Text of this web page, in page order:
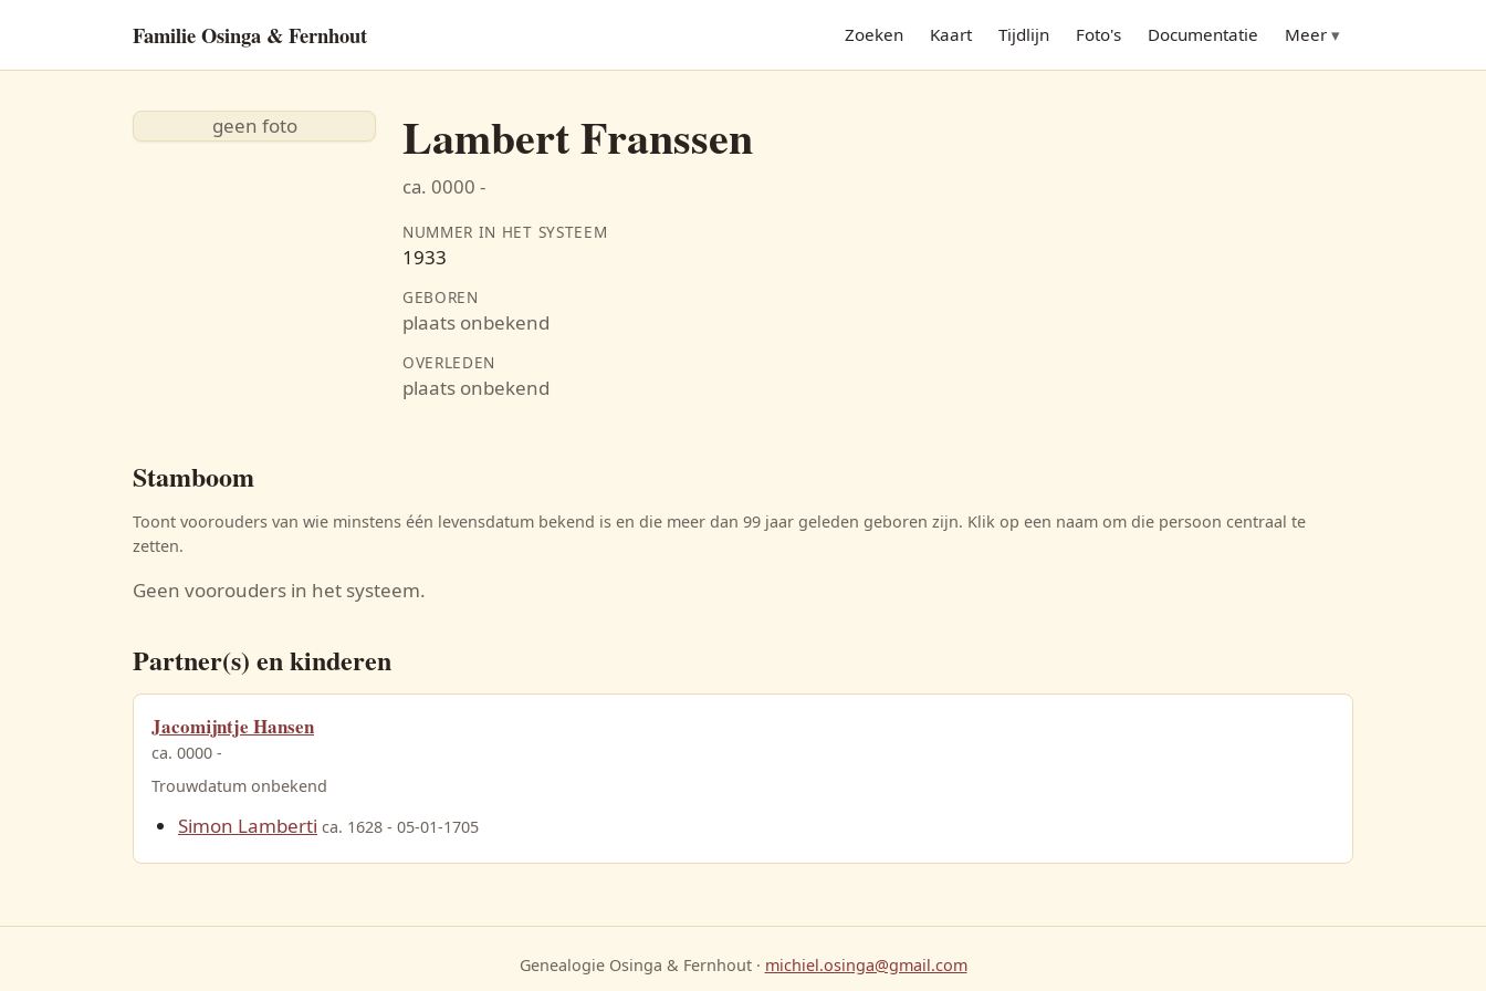
Familie Osinga & Fernhout Zoeken Kaart Tijdlijn Foto's Documentatie Meer
geen foto Lambert Franssen
ca. 0000 -
NUMMER IN HET SYSTEEM
1933
GEBOREN
plaats onbekend
OVERLEDEN
plaats onbekend
Stamboom
Toont voorouders van wie minstens één levensdatum bekend is en die meer dan 99 jaar geleden geboren zijn. Klik op een naam om die persoon centraal te
zetten.
Geen voorouders in het systeem.
Partner(s) en kinderen
Jacomijntje Hansen
ca. 0000 -
Trouwdatum onbekend
Simon Lamberti ca. 1628 - 05-01-1705
Genealogie Osinga & Fernhout · michiel.osinga@gmail.com